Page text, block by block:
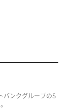
バンクグループのS